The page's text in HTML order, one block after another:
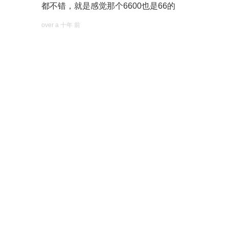
都不错，就是感觉那个6600也是66的
over a 十年 前